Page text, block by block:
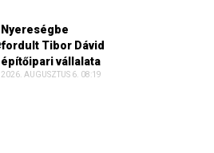
Nyereségbe
fordult Tibor Dávid
építőipari vállalata
2026. AUGUSZTUS 6. 08:19